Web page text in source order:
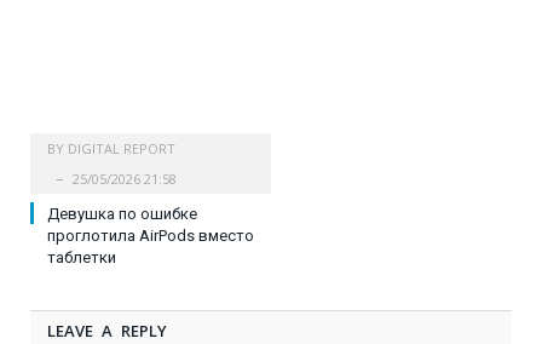
BY DIGITAL REPORT
25/05/2026 21:58
Девушка по ошибке
проглотила AirPods вместо
таблетки
LEAVE A REPLY